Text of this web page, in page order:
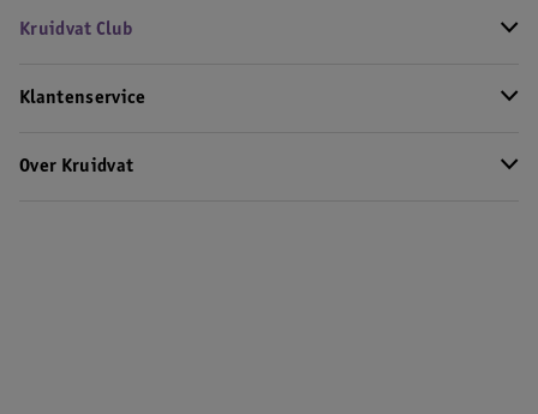
Kruidvat Club
Klantenservice
Over Kruidvat